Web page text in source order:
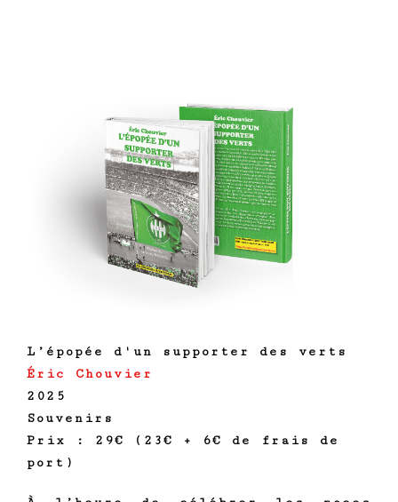
L’épopée d'un supporter des verts
Éric Chouvier
2025
Souvenirs
Prix : 29€ (23€ + 6€ de frais de
port)